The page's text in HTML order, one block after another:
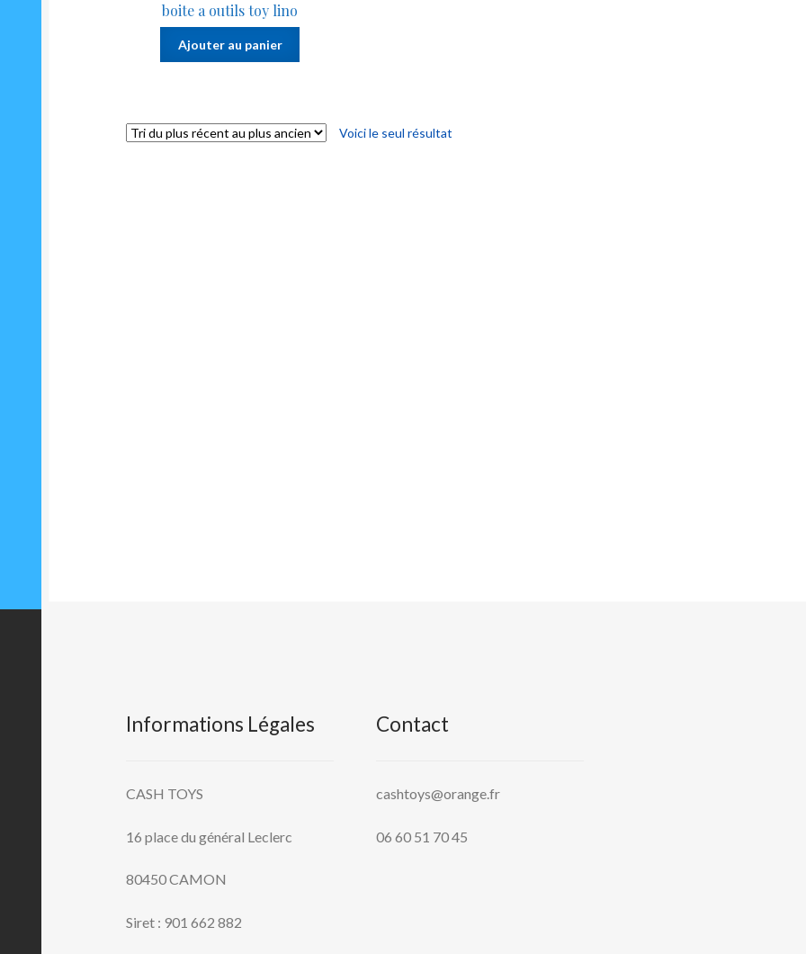
boite a outils toy lino
Ajouter au panier
Voici le seul résultat
Informations Légales
CASH TOYS
16 place du général Leclerc
80450 CAMON
Siret : 901 662 882
Contact
cashtoys@orange.fr
06 60 51 70 45